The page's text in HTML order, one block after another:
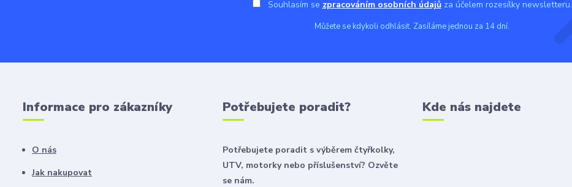
Souhlasím se zpracováním osobních údajůza účelem rozesílky newsletteru.
Můžete se kdykoli odhlásit. Zasíláme jednou za 14 dní.
Informace pro zákazníky
O nás
Jak nakupovat
Potřebujete poradit?
Potřebujete poradit s výběrem čtyřkolky,
UTV, motorky nebo příslušenství? Ozvěte
se nám.
Kde nás najdete